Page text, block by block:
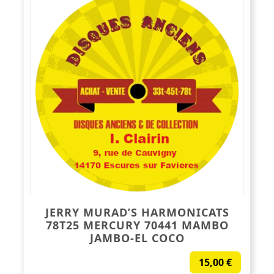
JERRY MURAD’S HARMONICATS
78T25 MERCURY 70441 MAMBO
JAMBO-EL COCO
15,00€